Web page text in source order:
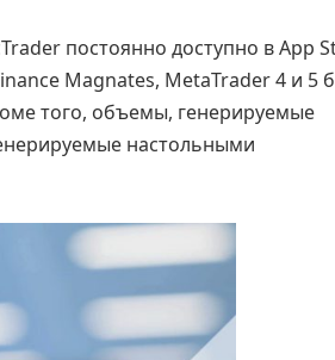
постоянно доступно в App
Magnates, MetaTrader 4 и 5
того, объемы, генерируемые
настольными